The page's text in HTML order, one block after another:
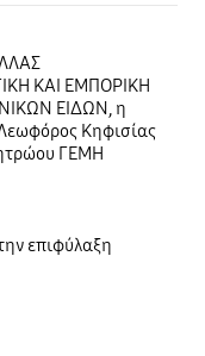
ΚΑΙ ΕΜΠΟΡΙΚΗ
ΕΙΔΩΝ, η
Κηφισίας
ΓΕΜΗ
επιφύλαξη